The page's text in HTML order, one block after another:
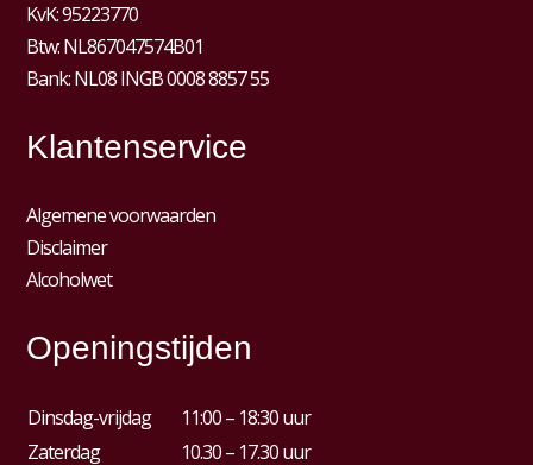
KvK:95223770
Btw:NL867047574B01
Bank: NL08 INGB 0008 8857 55
Klantenservice
Algemene voorwaarden
Disclaimer
Alcoholwet
Openingstijden
Dinsdag-vrijdag
11:00 – 18:30 uur
Zaterdag
10.30 – 17.30 uur